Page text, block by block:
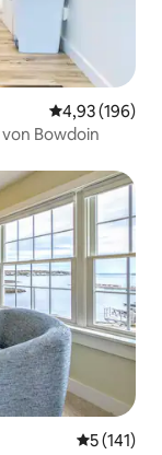
4,93 (196)
von Bowdoin
5 (141)